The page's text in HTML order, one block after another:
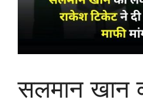
सलमान खान